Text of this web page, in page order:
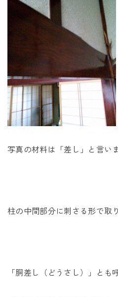
会社情報
Tel. 0257-
写真の材料は「差し」と言い
柱の中間部分に刺さる形で取
「胴差し（どうさし）」とも